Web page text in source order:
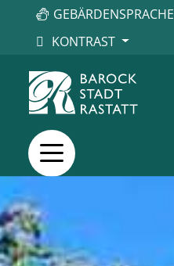
GEBÄRDENSPRACHE
KONTRAST